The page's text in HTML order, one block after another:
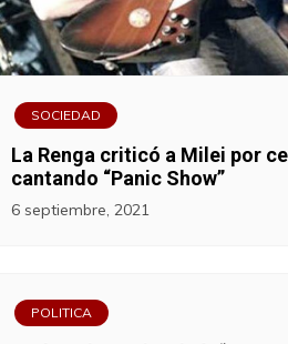
SOCIEDAD
La Renga criticó a Milei por
cantando “Panic Show”
6 septiembre, 2021
POLITICA